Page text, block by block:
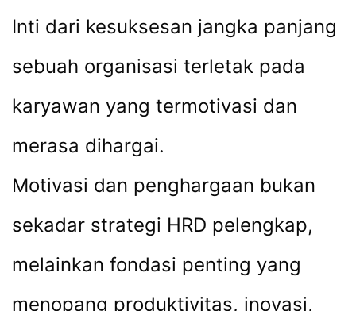
Inti dari kesuksesan jangka panjang
sebuah organisasi terletak pada
karyawan yang termotivasi dan
merasa dihargai.
Motivasi dan penghargaan bukan
sekadar strategi HRD pelengkap,
melainkan fondasi penting yang
menopang produktivitas, inovasi,